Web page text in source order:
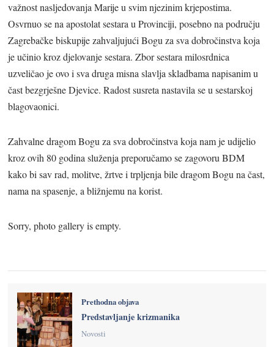
važnost nasljedovanja Marije u svim njezinim krjepostima.
Osvrnuo se na apostolat sestara u Provinciji, posebno na području
Zagrebačke biskupije zahvaljujući Bogu za sva dobročinstva koja
je učinio kroz djelovanje sestara. Zbor sestara milosrdnica
uzveličao je ovo i sva druga misna slavlja skladbama napisanim u
čast bezgrješne Djevice. Radost susreta nastavila se u sestarskoj
blagovaonici.
Zahvalne dragom Bogu za sva dobročinstva koja nam je udijelio
kroz ovih 80 godina služenja preporučamo se zagovoru BDM
kako bi sav rad, molitve, žrtve i trpljenja bile dragom Bogu na čast,
nama na spasenje, a bližnjemu na korist.
Sorry, photo gallery is empty.
Prethodna objava
Predstavljanje krizmanika
Novosti